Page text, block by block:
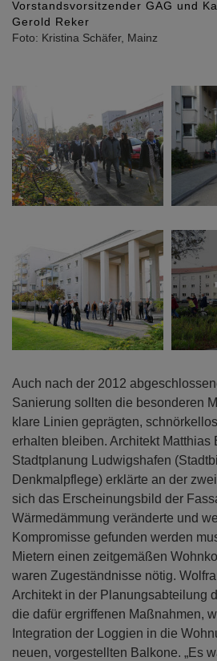
Vorstandsvorsitzender GAG und
Gerold Reker
Foto: Kristina Schäfer, Mainz
Auch nach der 2012
Sanierung sollten die besonderen
klare Linien geprägten,
erhalten bleiben. Architekt Matthias
Stadtplanung Ludwigshafen
Denkmalpflege) erklärte an der
sich das Erscheinungsbild der
Wärmedämmung veränderte und
Kompromisse gefunden werden
Mietern einen zeitgemäßen
waren Zugeständnisse nötig.
Architekt in der Planungsabteilung
die dafür ergriffenen Maßnahmen,
Integration der Loggien in die
neuen, vorgestellten Balkone. „Es